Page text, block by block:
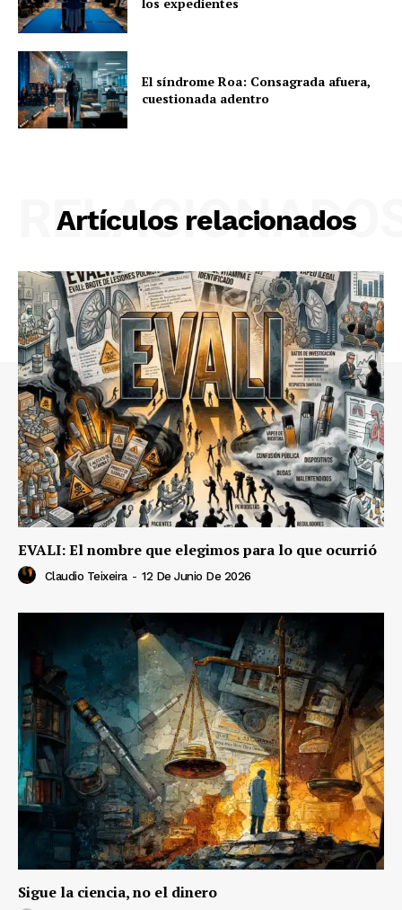
El síndrome Roa: Consagrada afuera,
cuestionada adentro
Artículos relacionados
EVALI: El nombre que elegimos para lo que ocurrió
Claudio Teixeira - 12 De Junio De 2026
Sigue la ciencia, no el dinero